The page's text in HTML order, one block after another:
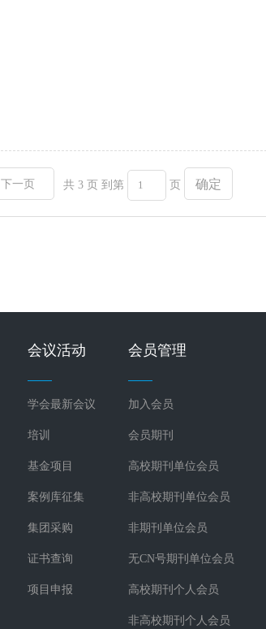
下一页 共 3 页 到第 页 确定
会议活动
学会最新会议
培训
基金项目
案例库征集
集团采购
证书查询
项目申报
会员管理
加入会员
会员期刊
高校期刊单位会员
非高校期刊单位会员
非期刊单位会员
无CN号期刊单位会员
高校期刊个人会员
非高校期刊个人会员